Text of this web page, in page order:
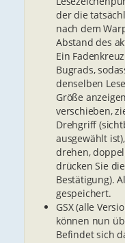
der die
nach dem
Abstand des
Ein
Bugrads,
denselben
Größe
verschieben,
Drehgriff
ausgewählt
drehen,
drücken Sie
Bestätigung).
gespeichert.
GSX (alle
können nun
Befindet sich